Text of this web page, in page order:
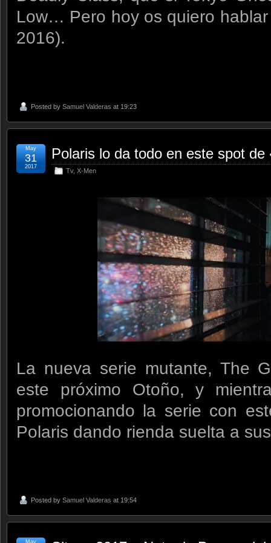
Low… Pero hoy os quiero
2016).
Posted by Samuel Valderas at 19:23
Polaris lo da todo en este spot de
Tv, X-Men
May
31
2017
La nueva serie mutante, The
este próximo Otoño, y
promocionando la serie con
Polaris dando rienda suelta a
Posted by Samuel Valderas at 19:54